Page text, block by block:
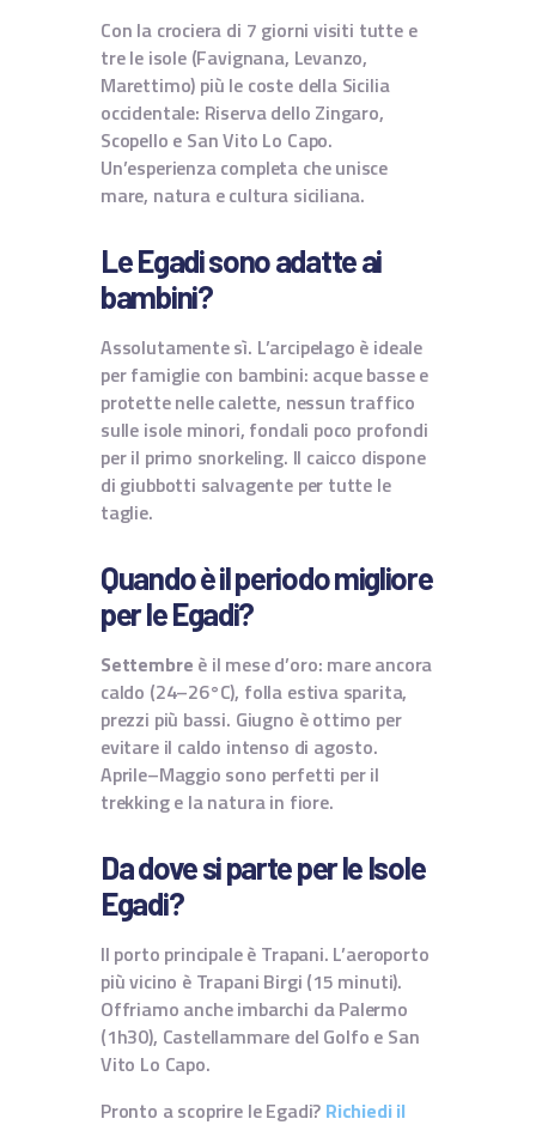
Con la crociera di 7 giorni visiti tutte e
tre le isole (Favignana, Levanzo,
Marettimo) più le coste della Sicilia
occidentale: Riserva dello Zingaro,
Scopello e San Vito Lo Capo.
Un’esperienza completa che unisce
mare, natura e cultura siciliana.
Le Egadi sono adatte ai
bambini?
Assolutamente sì. L’arcipelago è ideale
per famiglie con bambini: acque basse e
protette nelle calette, nessun traffico
sulle isole minori, fondali poco profondi
per il primo snorkeling. Il caicco dispone
di giubbotti salvagente per tutte le
taglie.
Quando è il periodo migliore
per le Egadi?
Settembre è il mese d’oro: mare ancora
caldo (24–26°C), folla estiva sparita,
prezzi più bassi. Giugno è ottimo per
evitare il caldo intenso di agosto.
Aprile–Maggio sono perfetti per il
trekking e la natura in fiore.
Da dove si parte per le Isole
Egadi?
Il porto principale è Trapani. L’aeroporto
più vicino è Trapani Birgi (15 minuti).
Offriamo anche imbarchi da Palermo
(1h30), Castellammare del Golfo e San
Vito Lo Capo.
Pronto a scoprire le Egadi? Richiedi il